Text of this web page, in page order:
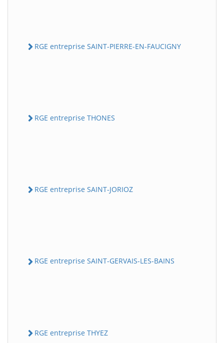
RGE entreprise SAINT-PIERRE-EN-FAUCIGNY
RGE entreprise THONES
RGE entreprise SAINT-JORIOZ
RGE entreprise SAINT-GERVAIS-LES-BAINS
RGE entreprise THYEZ